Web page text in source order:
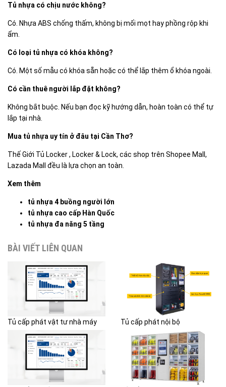
Tủ nhựa có chịu nước không?
Có. Nhựa ABS chống thấm, không bị mối mọt hay phồng rộp khi
ẩm.
Có loại tủ nhựa có khóa không?
Có. Một số mẫu có khóa sẵn hoặc có thể lắp thêm ổ khóa ngoài.
Có cần thuê người lắp đặt không?
Không bắt buộc. Nếu bạn đọc kỹ hướng dẫn, hoàn toàn có thể tự
lắp tại nhà.
Mua tủ nhựa uy tín ở đâu tại Cần Thơ?
Thế Giới Tủ Locker , Locker & Lock, các shop trên Shopee Mall,
Lazada Mall đều là lựa chọn an toàn.
Xem thêm
tủ nhựa 4 buồng người lớn
tủ nhựa cao cấp Hàn Quốc
tủ nhựa đa năng 5 tầng
BÀI VIẾT LIÊN QUAN
Tủ cấp phát vật tư nhà máy Tủ cấp phát nội bộ